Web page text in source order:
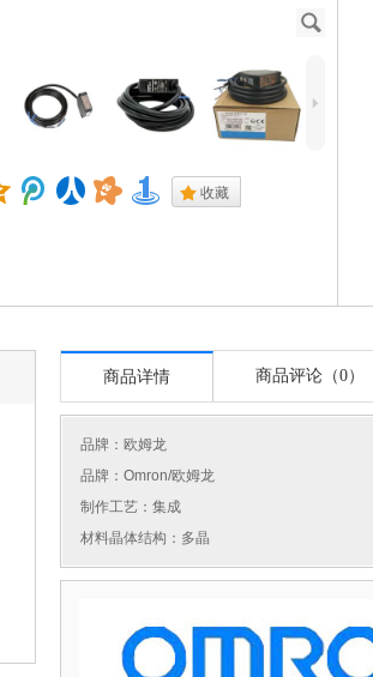
J
5
. 收藏
商品详情 商品评论（0）
品牌： 欧姆龙
品牌：Omron/欧姆龙
制作工艺：集成
材料晶体结构：多晶